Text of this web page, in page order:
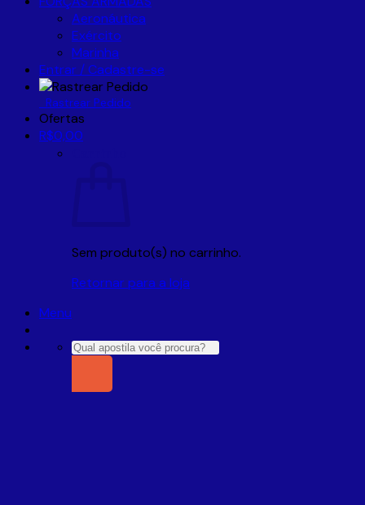
Aeronáutica
Exército
Marinha
Entrar / Cadastre-se
Rastrear Pedido
Ofertas
R$0,00
Sem produto(s) no carrinho.
Retornar para a loja
Menu
Pesquisar